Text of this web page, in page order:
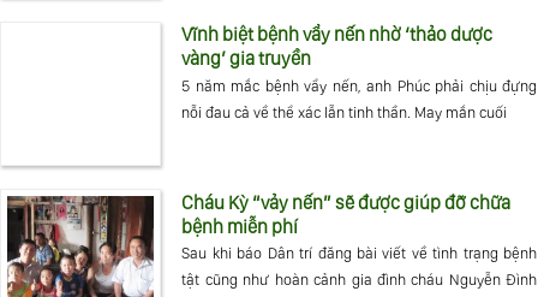
Vĩnh biệt bệnh vẩy nến nhờ ‘thảo dược
vàng’ gia truyền
5 năm mắc bệnh vẩy nến, anh Phúc phải chịu đựng
nỗi đau cả về thể xác lẫn tinh thần. May mắn cuối
Cháu Kỳ “vảy nến” sẽ được giúp đỡ chữa
bệnh miễn phí
Sau khi báo Dân trí đăng bài viết về tình trạng bệnh
tật cũng như hoàn cảnh gia đình cháu Nguyễn Đình